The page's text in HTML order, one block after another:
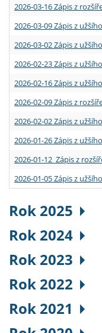
2026-03-16 Zápis z
2026-03-09 Zápis z
2026-03-02 Zápis z
2026-02-23 Zápis z
2026-02-16 Zápis z
2026-02-09 Zápis z
2026-02-02 Zápis z
2026-01-26 Zápis z
2026-01-12 Zápis z
2026-01-05 Zápis z
Rok 2025
Rok 2024
Rok 2023
Rok 2022
Rok 2021